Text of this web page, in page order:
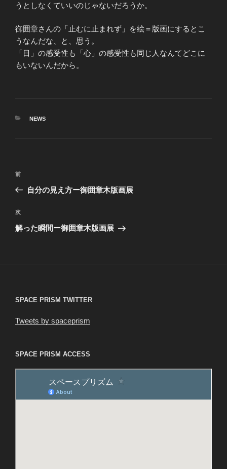
うとしなくていいのじゃないだろうか。
御囲章さんの「止むに止まれず」を絵＝版画にするとこ
うなんだな、と、思う。
「目」の感受性も「心」の感受性も同じ人なんてどこに
もいないんだから。
カ
NEWS
投
ビ
ゲ
前
の
稿
前
自分の見え方ー御囲章木版画展
次
の
次
解った瞬間ー御囲章木版画展
SPACE PRISM TWITTER
Tweets by spaceprism
SPACE PRISM ACCESS